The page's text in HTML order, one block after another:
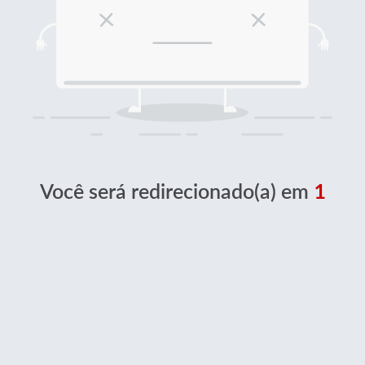
Você será redirecionado(a) em 1